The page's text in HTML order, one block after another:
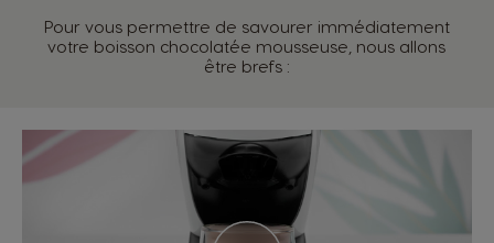
Appelez-nous
+32 (0)2 529 55 13
Pour vous permettre de savourer immédiatement
votre boisson chocolatée mousseuse, nous allons
être brefs :